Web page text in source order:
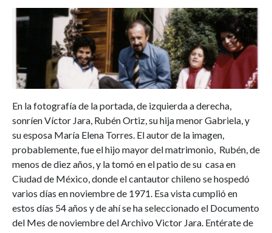
En la fotografía de la portada, de izquierda a derecha,
sonríen Víctor Jara, Rubén Ortiz, su hija menor Gabriela, y
su esposa María Elena Torres. El autor de la imagen,
probablemente, fue el hijo mayor del matrimonio, Rubén, de
menos de diez años, y la tomó en el patio de su casa en
Ciudad de México, donde el cantautor chileno se hospedó
varios días en noviembre de 1971. Esa vista cumplió en
estos días 54 años y de ahí se ha seleccionado el Documento
del Mes de noviembre del Archivo Victor Jara. Entérate de